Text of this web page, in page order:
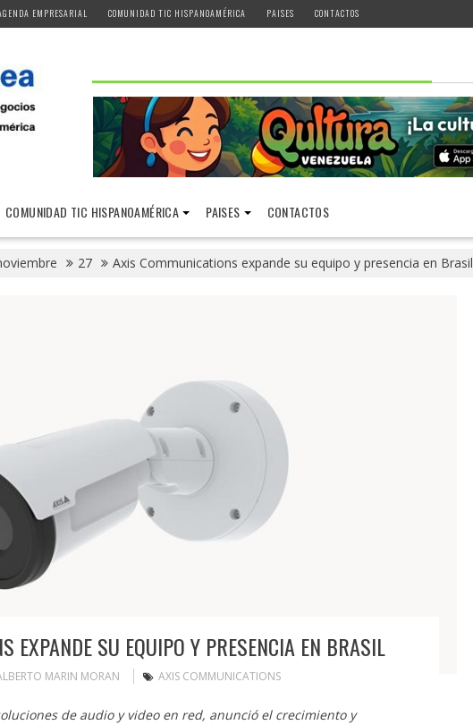
EMPRESARIAL COMUNIDAD TIC HISPANOAMÉRICA PAISES CONTACTOS
COMUNIDAD TIC HISPANOAMÉRICA PAISES CONTACTOS
27 Axis Communications expande su equipo y presencia en Brasil
EXPANDE SU EQUIPO Y PRESENCIA EN BRASIL
MARIN MORAN AXIS COMMUNICATIONS
de audio y video en red, anunció el crecimiento y